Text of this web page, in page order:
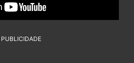
PUBLICIDADE